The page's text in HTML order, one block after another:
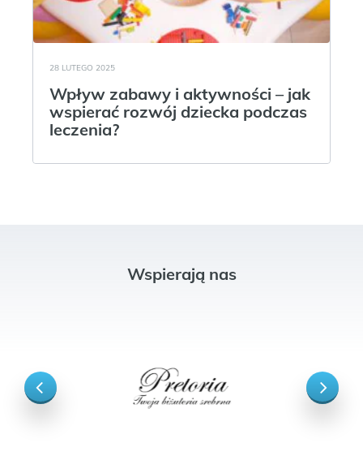
28 LUTEGO 2025
Wpływ zabawy i aktywności – jak
wspierać rozwój dziecka podczas
leczenia?
Wspierają nas